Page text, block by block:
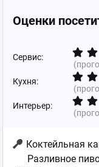
Оценки
Сервис:
Кухня:
Интерьер:
Коктейльная
Разливное